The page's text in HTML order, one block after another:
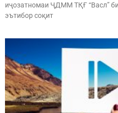
иҷозатномаи ҶДММ ТҚҒ “Васл”
эътибор соқит